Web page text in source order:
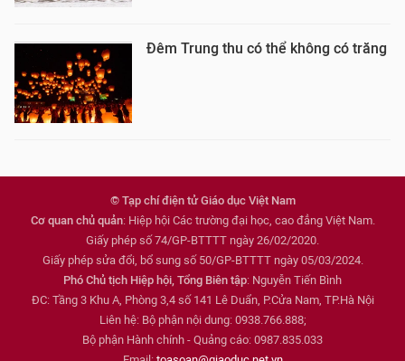
Đêm Trung thu có thể không có trăng
© Tạp chí điện tử Giáo dục Việt Nam
Cơ quan chủ quản: Hiệp hội Các trường đại học, cao đẳng Việt Nam.
Giấy phép số 74/GP-BTTTT ngày 26/02/2020.
Giấy phép sửa đổi, bổ sung số 50/GP-BTTTT ngày 05/03/2024.
Phó Chủ tịch Hiệp hội, Tổng Biên tập: Nguyễn Tiến Bình
ĐC: Tầng 3 Khu A, Phòng 3,4 số 141 Lê Duẩn, P.Cửa Nam, TP.Hà Nội
Liên hệ: Bộ phận nội dung: 0938.766.888;
Bộ phận Hành chính - Quảng cáo: 0987.835.033